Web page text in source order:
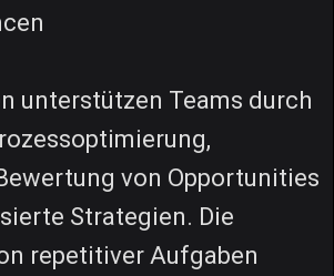
unterstützen Teams durch
von Opportunities
Strategien. Die
repetitiver Aufgaben